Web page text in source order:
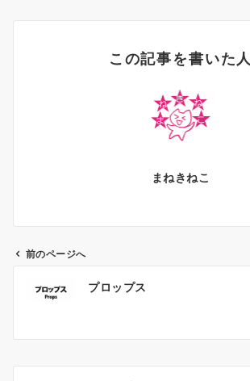
この記事を書いた人
まねきねこ
前のページへ
プロップス